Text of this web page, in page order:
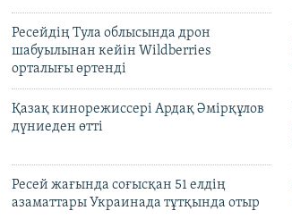
Ресейдің Тула облысында дрон
шабуылынан кейін Wildberries
орталығы өртенді
Қазақ кинорежиссері Ардақ Әмірқұлов
дүниеден өтті
Ресей жағында соғысқан 51 елдің
азаматтары Украинада тұтқында отыр